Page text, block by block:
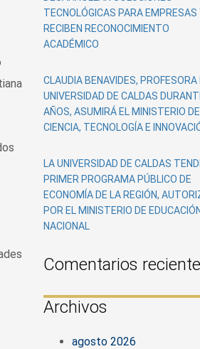
TECNOLÓGICAS PARA EMPRESAS
RECIBEN RECONOCIMIENTO
ACADÉMICO
CLAUDIA BENAVIDES, PROFESORA
UNIVERSIDAD DE CALDAS
AÑOS, ASUMIRÁ EL MINISTERIO DE
CIENCIA, TECNOLOGÍA E
LA UNIVERSIDAD DE CALDAS
PRIMER PROGRAMA PÚBLICO DE
ECONOMÍA DE LA REGIÓN,
POR EL MINISTERIO DE EDUCACIÓN
NACIONAL
Comentarios
Archivos
agosto 2026